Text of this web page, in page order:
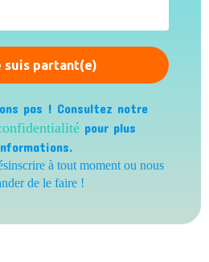
pas ! Consultez notre
pour plus
à tout moment ou nous
de le faire !